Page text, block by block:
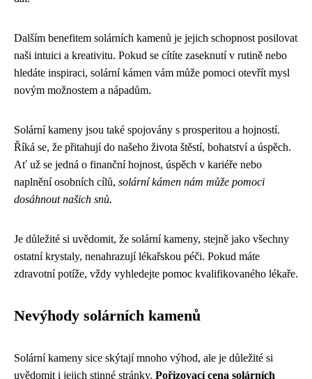
Dalším benefitem solárních kamenů je jejich schopnost posilovat
naši intuici a kreativitu. Pokud se cítíte zaseknutí v rutině nebo
hledáte inspiraci, solární kámen vám může pomoci otevřít mysl
novým možnostem a nápadům.
Solární kameny jsou také spojovány s prosperitou a hojností.
Říká se, že přitahují do našeho života štěstí, bohatství a úspěch.
Ať už se jedná o finanční hojnost, úspěch v kariéře nebo
naplnění osobních cílů, solární kámen nám může pomoci
dosáhnout našich snů.
Je důležité si uvědomit, že solární kameny, stejně jako všechny
ostatní krystaly, nenahrazují lékařskou péči. Pokud máte
zdravotní potíže, vždy vyhledejte pomoc kvalifikovaného lékaře.
Nevýhody solárních kamenů
Solární kameny sice skýtají mnoho výhod, ale je důležité si
uvědomit i jejich stinné stránky. Pořizovací cena solárních